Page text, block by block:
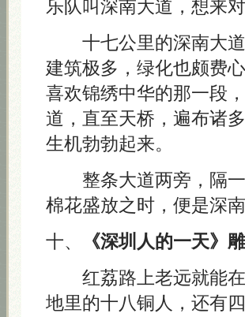
乐队叫深南大道，想来
十七公里的深南大道
建筑极多，绿化也颇费
喜欢锦绣中华的那一段
道，直至天桥，遍布诸
生机勃勃起来。
整条大道两旁，隔一
棉花盛放之时，便是深
十、
《深圳人的一天》
红荔路上老远就能在
地里的十八铜人，还有